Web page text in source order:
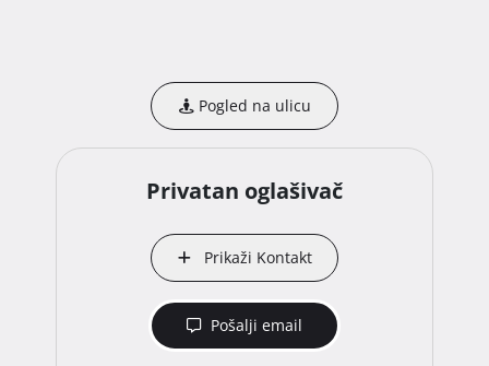
Pogled na ulicu
Privatan oglašivač
Prikaži Kontakt
Pošalji email